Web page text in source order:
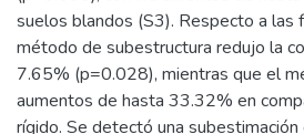
suelos blandos (S3). Respecto a las
método de subestructura redujo la
7.65% (p=0.028), mientras que el
aumentos de hasta 33.32% en
rígido. Se detectó una subestimación